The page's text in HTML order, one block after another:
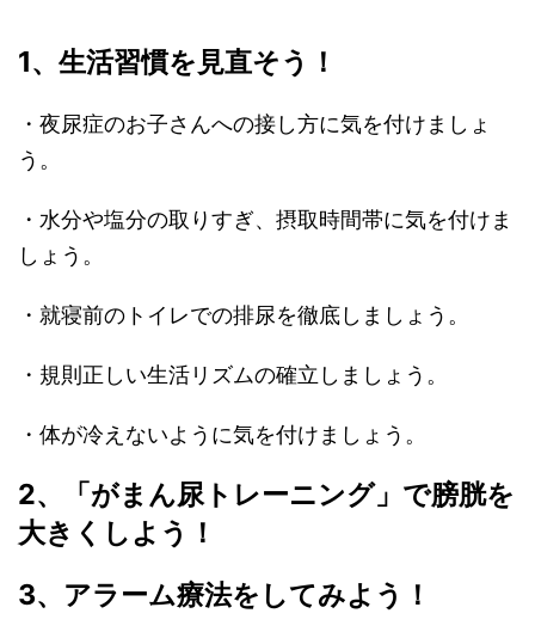
1、生活習慣を見直そう！
・夜尿症のお子さんへの接し方に気を付けましょ
う。
・水分や塩分の取りすぎ、摂取時間帯に気を付けま
しょう。
・就寝前のトイレでの排尿を徹底しましょう。
・規則正しい生活リズムの確立しましょう。
・体が冷えないように気を付けましょう。
2、「がまん尿トレーニング」で膀胱を
大きくしよう！
3、アラーム療法をしてみよう！